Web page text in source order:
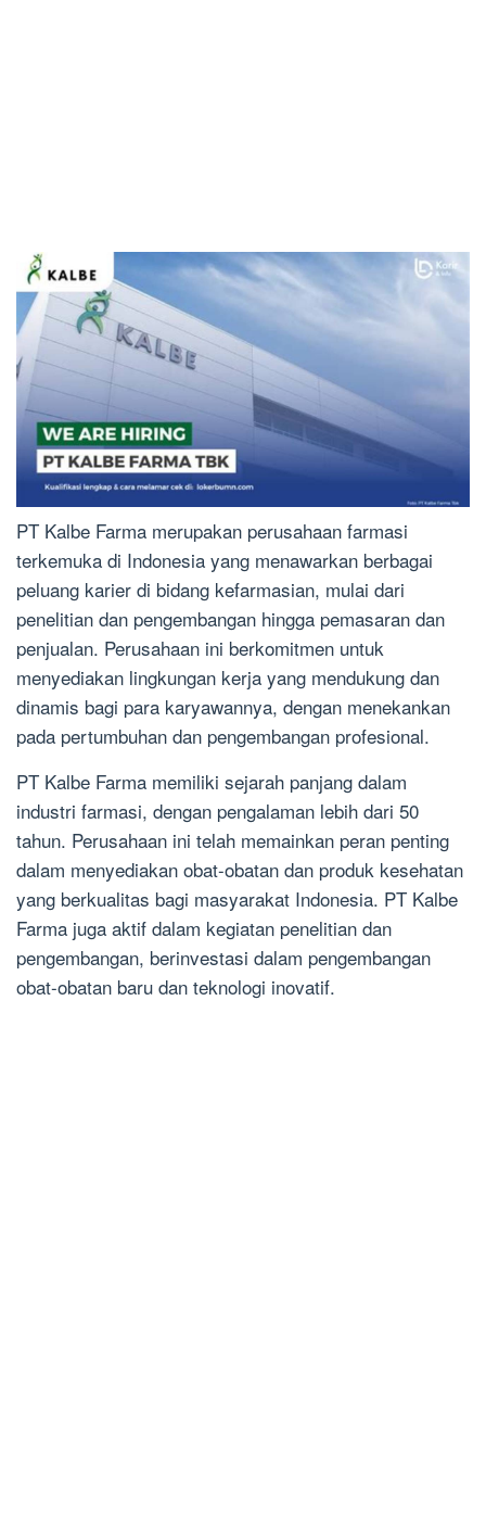
PT Kalbe Farma merupakan perusahaan farmasi
terkemuka di Indonesia yang menawarkan berbagai
peluang karier di bidang kefarmasian, mulai dari
penelitian dan pengembangan hingga pemasaran dan
penjualan. Perusahaan ini berkomitmen untuk
menyediakan lingkungan kerja yang mendukung dan
dinamis bagi para karyawannya, dengan menekankan
pada pertumbuhan dan pengembangan profesional.
PT Kalbe Farma memiliki sejarah panjang dalam
industri farmasi, dengan pengalaman lebih dari 50
tahun. Perusahaan ini telah memainkan peran penting
dalam menyediakan obat-obatan dan produk kesehatan
yang berkualitas bagi masyarakat Indonesia. PT Kalbe
Farma juga aktif dalam kegiatan penelitian dan
pengembangan, berinvestasi dalam pengembangan
obat-obatan baru dan teknologi inovatif.